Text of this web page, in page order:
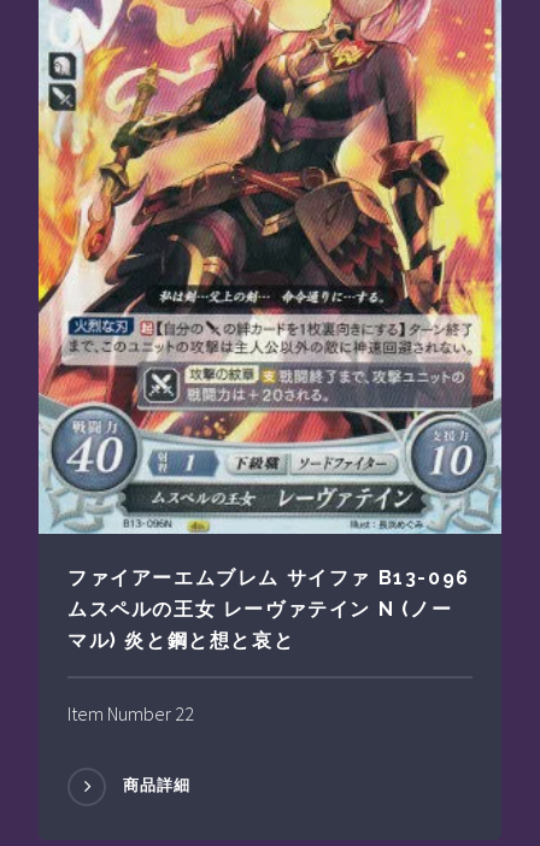
ファイアーエムブレム サイファ B13-096
ムスペルの王女 レーヴァテイン N (ノー
マル) 炎と鋼と想と哀と
Item Number 22
商品詳細